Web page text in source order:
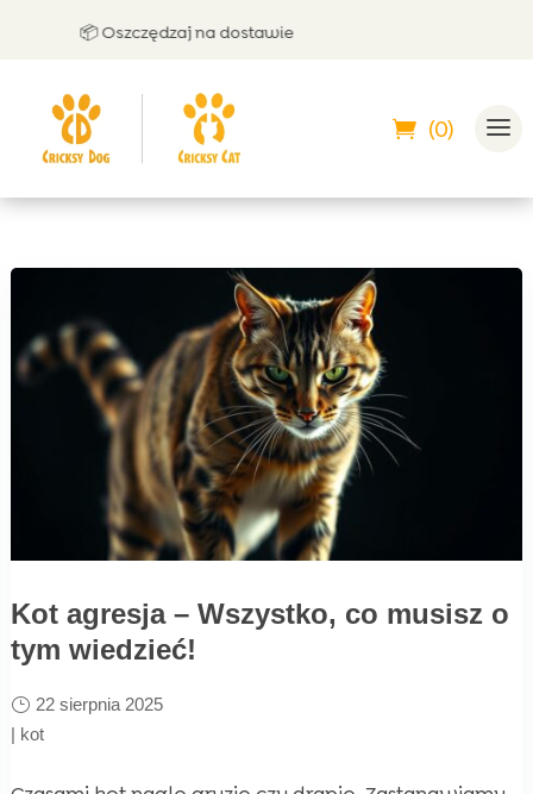
📦 Oszczędzaj na dostawie
(0)
Kot agresja – Wszystko, co musisz o
tym wiedzieć!
22 sierpnia 2025
| kot